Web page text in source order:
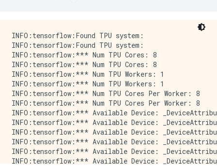
INFO:tensorflow:Found TPU system:
INFO:tensorflow:Found TPU system:
INFO:tensorflow:*** Num TPU Cores: 8
INFO:tensorflow:*** Num TPU Cores: 8
INFO:tensorflow:*** Num TPU Workers: 1
INFO:tensorflow:*** Num TPU Workers: 1
INFO:tensorflow:*** Num TPU Cores Per Worker: 8
INFO:tensorflow:*** Num TPU Cores Per Worker: 8
INFO:tensorflow:*** Available Device:
INFO:tensorflow:*** Available Device:
INFO:tensorflow:*** Available Device:
INFO:tensorflow:*** Available Device:
INFO:tensorflow:*** Available Device:
INFO:tensorflow:*** Available Device: